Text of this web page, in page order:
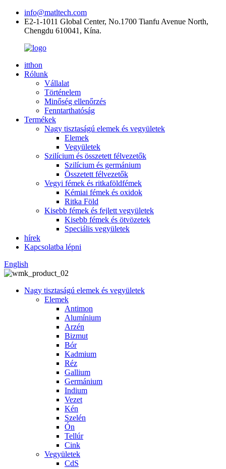
info@matltech.com
E2-1-1011 Global Center, No.1700 Tianfu Avenue North,
Chengdu 610041, Kína.
itthon
Rólunk
Vállalat
Történelem
Minőség ellenőrzés
Fenntarthatóság
Termékek
Nagy tisztaságú elemek és vegyületek
Elemek
Vegyületek
Szilícium és összetett félvezetők
Szilícium és germánium
Összetett félvezetők
Vegyi fémek és ritkaföldfémek
Kémiai fémek és oxidok
Ritka Föld
Kisebb fémek és fejlett vegyületek
Kisebb fémek és ötvözetek
Speciális vegyületek
hírek
Kapcsolatba lépni
English
Nagy tisztaságú elemek és vegyületek
Elemek
Antimon
Alumínium
Arzén
Bizmut
Bór
Kadmium
Réz
Gallium
Germánium
Indium
Vezet
Kén
Szelén
Ón
Tellúr
Cink
Vegyületek
CdS